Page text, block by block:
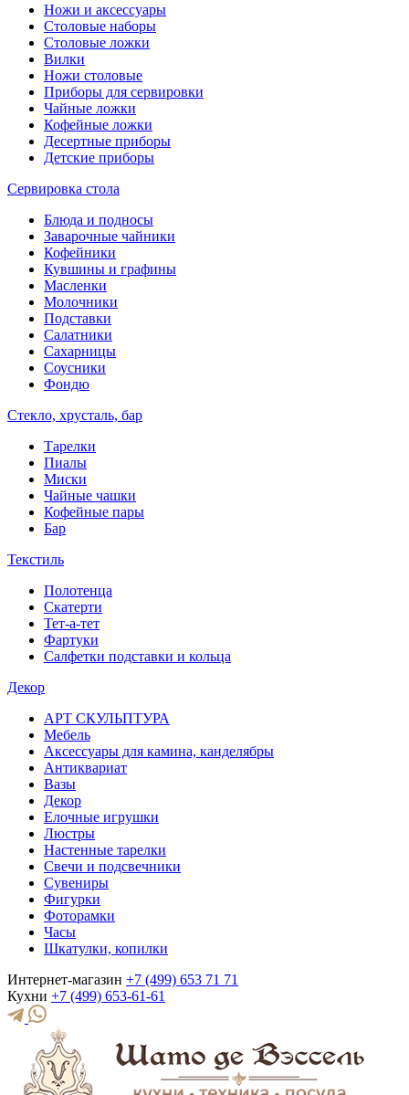
Ножи и аксессуары
Столовые наборы
Столовые ложки
Вилки
Ножи столовые
Приборы для сервировки
Чайные ложки
Кофейные ложки
Десертные приборы
Детские приборы
Сервировка стола
Блюда и подносы
Заварочные чайники
Кофейники
Кувшины и графины
Масленки
Молочники
Подставки
Салатники
Сахарницы
Соусники
Фондю
Стекло, хрусталь, бар
Тарелки
Пиалы
Миски
Чайные чашки
Кофейные пары
Бар
Текстиль
Полотенца
Скатерти
Тет-а-тет
Фартуки
Салфетки подставки и кольца
Декор
АРТ СКУЛЬПТУРА
Мебель
Аксессуары для камина, канделябры
Антиквариат
Вазы
Декор
Елочные игрушки
Люстры
Настенные тарелки
Свечи и подсвечники
Сувениры
Фигурки
Фоторамки
Часы
Шкатулки, копилки
Интернет-магазин +7 (499) 653 71 71
Кухни +7 (499) 653-61-61